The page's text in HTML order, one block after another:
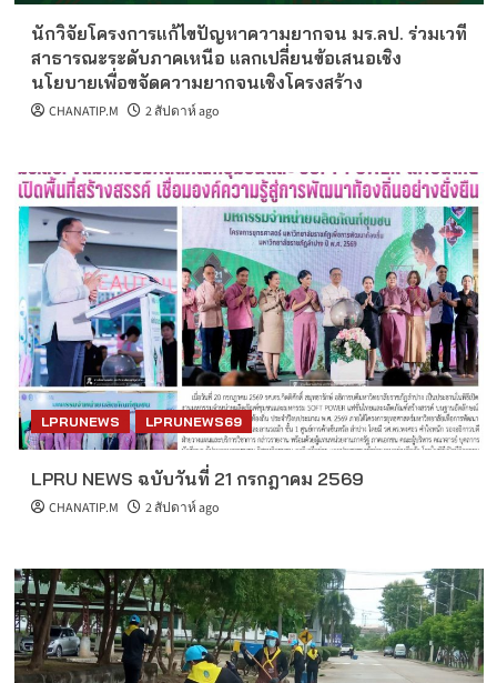
นักวิจัยโครงการแก้ไขปัญหาความยากจน มร.ลป. ร่วมเวที
สาธารณะระดับภาคเหนือ แลกเปลี่ยนข้อเสนอเชิง
นโยบายเพื่อขจัดความยากจนเชิงโครงสร้าง
CHANATIP.M 2 สัปดาห์ ago
LPRUNEWS LPRUNEWS69
LPRU NEWS ฉบับวันที่ 21 กรกฎาคม 2569
CHANATIP.M 2 สัปดาห์ ago